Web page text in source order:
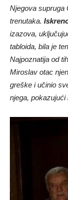
Njegova supruga
trenutaka.
izazova,
tabloida, bila je
Najpoznatija od
Miroslav otac
greške i učinio
njega, pokazujući